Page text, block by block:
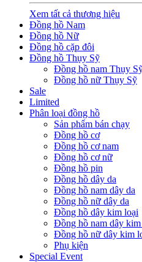
Xem tất cả thương hiệu
Đồng hồ Nam
Đồng hồ Nữ
Đồng hồ cặp đôi
Đồng hồ Thụy Sỹ
Đồng hồ nam Thụy
Đồng hồ nữ Thụy Sỹ
Sale
Limited
Phân loại đồng hồ
Sản phẩm bán chạy
Đồng hồ cơ
Đồng hồ cơ nam
Đồng hồ cơ nữ
Đồng hồ pin
Đồng hồ dây da
Đồng hồ nam dây da
Đồng hồ nữ dây da
Đồng hồ dây kim loại
Đồng hồ nam dây
Đồng hồ nữ dây kim
Phụ kiện
Special Event